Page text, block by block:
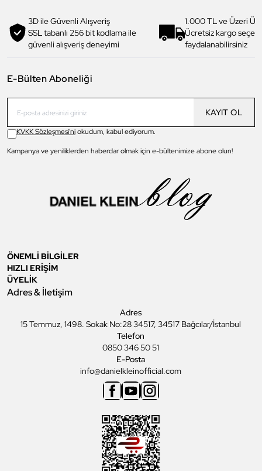
3D ile Güvenli Alışveriş
SSL tabanlı 256 bit kodlama ile
güvenli alışveriş deneyimi
1.000 TL ve Üzeri
Ücretsiz kargo
faydalanabilirsiniz
E-Bülten Aboneliği
KAYIT OL
KVKK Sözleşmesi'niokudum, kabul ediyorum.
Kampanya ve yeniliklerden haberdar olmak için e-bültenimize abone olun!
ÖNEMLİ BİLGİLER
HIZLI ERİŞİM
ÜYELİK
Adres & İletişim
Adres
15 Temmuz, 1498. Sokak No:28 34517, 34517 Bağcılar/İstanbul
Telefon
0850 346 50 51
E-Posta
info@danielkleinofficial.com
Facebook
YoutubeInstagram